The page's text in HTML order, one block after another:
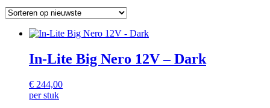
nieuwste
In-Lite Big Nero 12V – Dark
€ 244,00
per stuk